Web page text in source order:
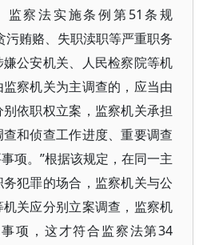
监察法实施条例第51条规
污贿赂、失职渎职等严重职务
公安机关、人民检察院等机
察机关为主调查的，应当由
依职权立案，监察机关承担
和侦查工作进度、重要调查
项。”根据该规定，在同一主
犯罪的场合，监察机关与公
关应分别立案调查，监察机
项，这才符合监察法第34